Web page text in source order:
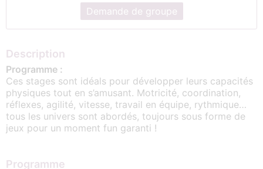
Demande de groupe
Description
Programme :
Ces stages sont idéals pour développer leurs capacités
physiques tout en s’amusant. Motricité, coordination,
réflexes, agilité, vitesse, travail en équipe, rythmique…
tous les univers sont abordés, toujours sous forme de
jeux pour un moment fun garanti !
Programme